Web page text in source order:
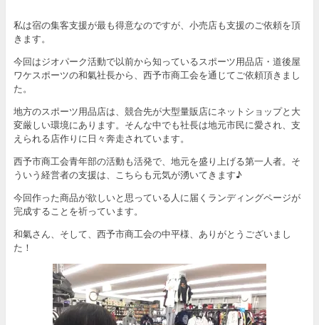
私は宿の集客支援が最も得意なのですが、小売店も支援のご依頼を頂
きます。
今回はジオパーク活動で以前から知っているスポーツ用品店・道後屋
ワケスポーツの和氣社長から、西予市商工会を通じてご依頼頂きまし
た。
地方のスポーツ用品店は、競合先が大型量販店にネットショップと大
変厳しい環境にあります。そんな中でも社長は地元市民に愛され、支
えられる店作りに日々奔走されています。
西予市商工会青年部の活動も活発で、地元を盛り上げる第一人者。そ
ういう経営者の支援は、こちらも元気が湧いてきます♪
今回作った商品が欲しいと思っている人に届くランディングページが
完成することを祈っています。
和氣さん、そして、西予市商工会の中平様、ありがとうございまし
た！